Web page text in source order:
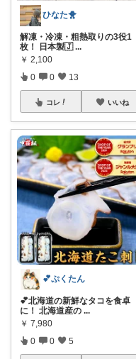
ひなた🐥
解凍・冷凍・粗熱取りの3役1
枚！ 日本製🇯 ...
￥ 2,100
0 0 13
コレ いいね
💕ぷくたん
💕北海道の新鮮なタコを食卓
に！ 北海道産の ...
￥ 7,980
0 0 5